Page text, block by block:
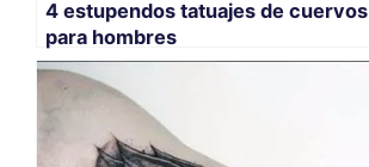
4 estupendos tatuajes de cuervos
para hombres